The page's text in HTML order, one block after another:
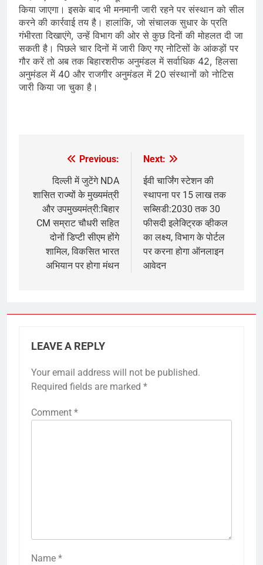
किया जाएगा। इसके बाद भी मनमानी जारी रहने पर संस्थान को सील
करने की कार्रवाई तय है। हालांकि, जो संचालक सुधार के प्रति
गंभीरता दिखाएंगे, उन्हें विभाग की ओर से कुछ दिनों की मोहलत दी जा
सकती है। पिछले चार दिनों में जारी किए गए नोटिसों के आंकड़ों पर
गौर करें तो अब तक बिहारशरीफ अनुमंडल में सर्वाधिक 42, हिलसा
अनुमंडल में 40 और राजगीर अनुमंडल में 20 संस्थानों को नोटिस
जारी किया जा चुका है।
navigation
Previous:
दिल्ली में जुटेंगे NDA
शासित राज्यों के मुख्यमंत्री
और उपमुख्यमंत्री:बिहार
CM सम्राट चौधरी सहित
दोनों डिप्टी सीएम होंगे
शामिल, विकसित भारत
अभियान पर होगा मंथन
Next:
ईवी चार्जिंग स्टेशन की
स्थापना पर 15 लाख तक
सब्सिडी:2030 तक 30
फीसदी इलेक्ट्रिक व्हीकल
का लक्ष्य, विभाग के पोर्टल
पर करना होगा ऑनलाइन
आवेदन
LEAVE A REPLY
Your email address will not be published.
Required fields are marked *
Comment *
Name *